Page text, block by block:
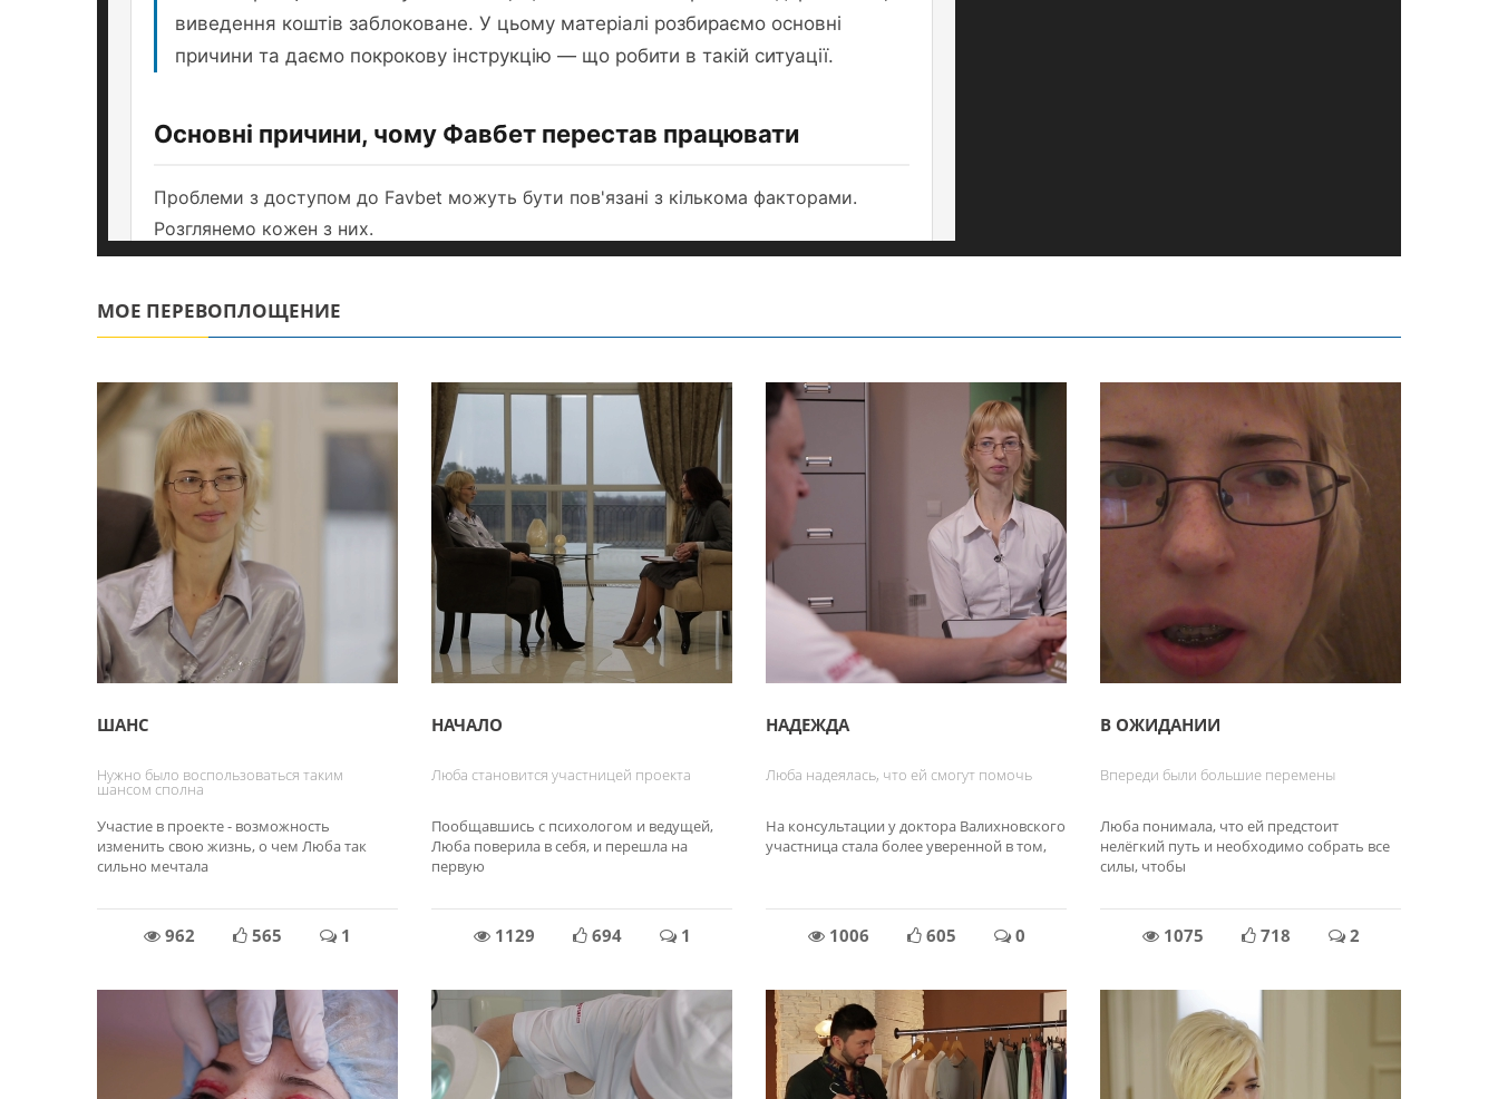
МОЕ ПЕРЕВОПЛОЩЕНИЕ
ШАНС
Нужно было воспользоваться таким
шансом сполна
Участие в проекте - возможность
изменить свою жизнь, о чем Люба так
сильно мечтала
962 565 1
НАЧАЛО
Люба становится участницей проекта
Пообщавшись с психологом и ведущей,
Люба поверила в себя, и перешла на
первую
1129 694 1
НАДЕЖДА
Люба надеялась, что ей смогут помочь
На консультации у доктора Валихновского
участница стала более уверенной в том,
1006 605 0
В ОЖИДАНИИ
Впереди были большие перемены
Люба понимала, что ей предстоит
нелёгкий путь и необходимо собрать все
силы, чтобы
1075 718 2